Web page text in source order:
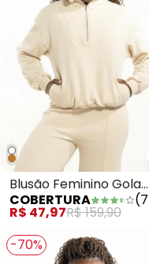
Blusão Feminino Gola
Alta Branco
COBERTURA (7
R$ 47,97R$ 159,90
-70%